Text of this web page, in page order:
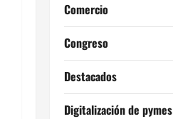
Comercio
Congreso
Destacados
Digitalización de pymes